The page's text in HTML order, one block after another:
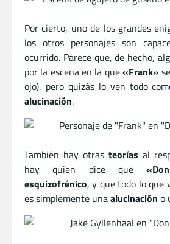
Por cierto, uno de los grandes
los otros personajes son
ocurrido. Parece que, de hecho,
por la escena en la que«Frank»
ojo), pero quizás lo ven todo
alucinación.
También hay otras teorías al
hay quien dice que
esquizofrénico, y que todo lo que
es simplemente unaalucinación o